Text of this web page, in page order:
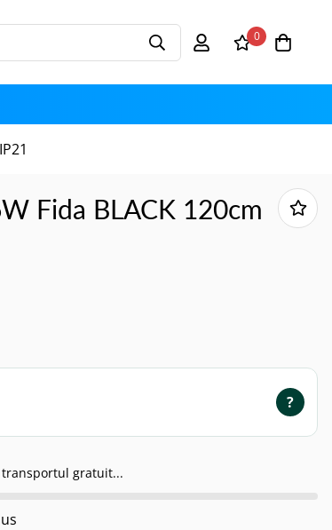
0
Fida BLACK 120cm
?
transportul gratuit...